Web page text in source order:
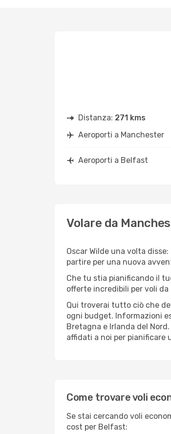
Distanza: 271 kms
Aeroporti a Manchester
Aeroporti a Belfast
Volare da
Oscar Wilde una volta
partire per una nuova
Che tu stia pianificando il
offerte incredibili per voli
Qui troverai tutto ciò che
ogni budget. Informazioni
Bretagna e Irlanda del
affidati a noi per pianificare
Come trovare voli
Se stai cercando voli
cost per Belfast: